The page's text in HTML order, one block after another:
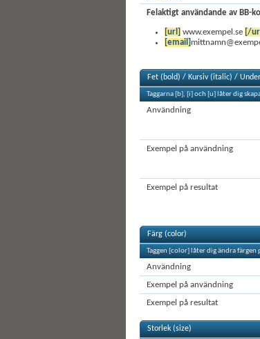
Felaktigt användande av BB-
[url] www.exempel.se [/
[email]
Fet (bold) / Kursiv (italic) /
Taggarna [b], [i] och [u] låter dig
Användning
Exempel på användning
Exempel på resultat
Färg (color)
Taggen [color] låter dig ändra färgen
Användning
Exempel på användning
Exempel på resultat
Storlek (size)